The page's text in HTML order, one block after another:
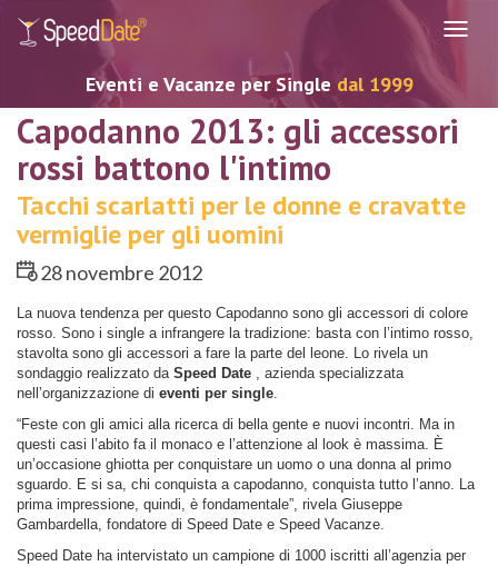
Eventi e Vacanze per Single dal 1999
Capodanno 2013: gli accessori
rossi battono l'intimo
Tacchi scarlatti per le donne e cravatte
vermiglie per gli uomini
28 novembre 2012
La nuova tendenza per questo Capodanno sono gli accessori di colore
rosso. Sono i single a infrangere la tradizione: basta con l’intimo rosso,
stavolta sono gli accessori a fare la parte del leone. Lo rivela un
sondaggio realizzato daSpeed Date , azienda specializzata
nell’organizzazione di eventi per single.
“Feste con gli amici alla ricerca di bella gente e nuovi incontri. Ma in
questi casi l’abito fa il monaco e l’attenzione al look è massima. È
un’occasione ghiotta per conquistare un uomo o una donna al primo
sguardo. E si sa, chi conquista a capodanno, conquista tutto l’anno. La
prima impressione, quindi, è fondamentale”, rivela Giuseppe
Gambardella, fondatore di Speed Date e Speed Vacanze.
Speed Date ha intervistato un campione di 1000 iscritti all’agenzia per